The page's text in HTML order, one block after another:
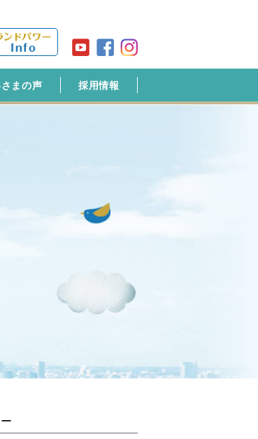
まの声 採用情報